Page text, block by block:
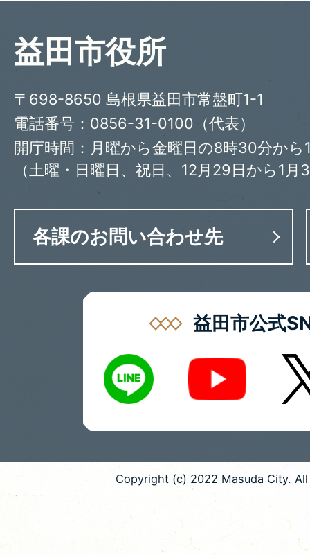
益田市役所
〒698-8650 島根県益田市常盤町1-1
電話番号：0856-31-0100（代表）
開庁時間：月曜から金曜日の8時30分から
（土曜・日曜日、祝日、12月29日から1月
各課のお問い合わせ先
益田市公式
LINE
Youtube X
Copyright (c) 2022 Masuda City.